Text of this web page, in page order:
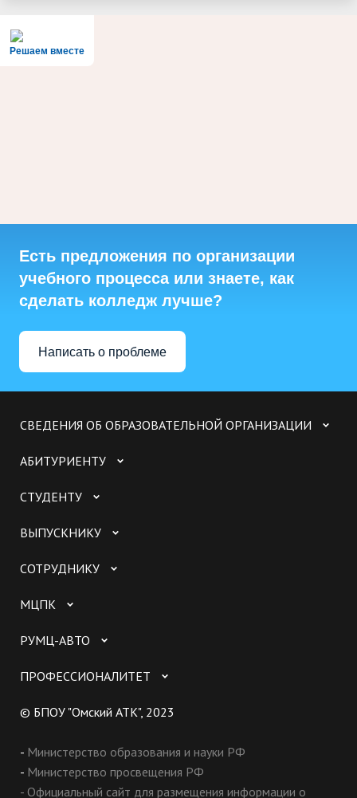
Решаем вместе
Есть предложения по организации
учебного процесса или знаете, как
сделать колледж лучше?
Написать о проблеме
СВЕДЕНИЯ ОБ ОБРАЗОВАТЕЛЬНОЙ ОРГАНИЗАЦИИ
АБИТУРИЕНТУ
СТУДЕНТУ
ВЫПУСКНИКУ
СОТРУДНИКУ
МЦПК
РУМЦ-АВТО
ПРОФЕССИОНАЛИТЕТ
© БПОУ "Омский АТК", 2023
- Министерство образования и науки РФ
- Министерство просвещения РФ
- Официальный сайт для размещения информации о